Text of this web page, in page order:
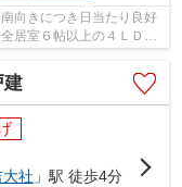
向きにつき日当たり良好
居室６帖以上の４ＬＤＫ
社 」駅 徒歩4分